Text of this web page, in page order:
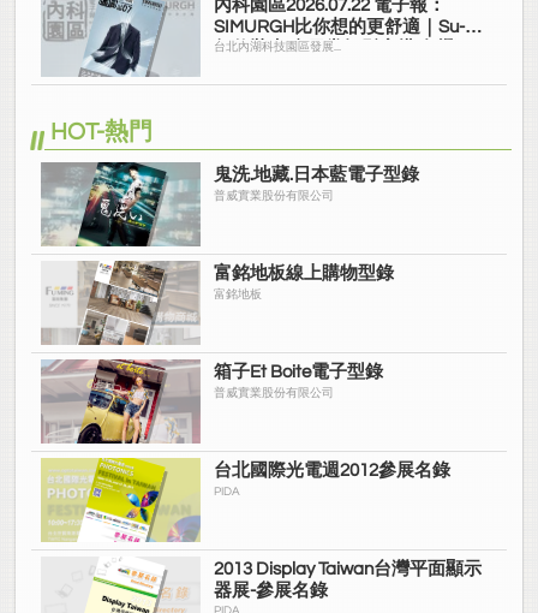
內科園區2026.07.22 電子報：
SIMURGH比你想的更舒適｜Su-Si
舒仕裝 都會日常輕鬆穿搭 免燙可
台北內湖科技園區發展...
HOT-熱門
鬼洗.地藏.日本藍電子型錄
普威實業股份有限公司
富銘地板線上購物型錄
富銘地板
箱子Et Boite電子型錄
普威實業股份有限公司
台北國際光電週2012參展名錄
PIDA
2013 Display Taiwan台灣平面顯示
器展-參展名錄
PIDA